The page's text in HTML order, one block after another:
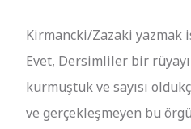
Kirmancki/Zazaki yazmak
Evet, Dersimliler bir
kurmuştuk ve sayısı
ve gerçekleşmeyen bu